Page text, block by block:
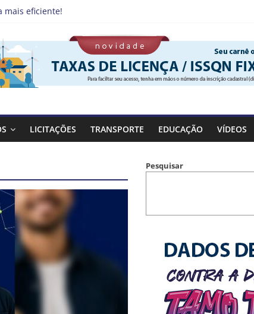
mais eficiente!
dos editais da PNAB
a Febre Amarela na região da Rocinha
LICITAÇÕES TRANSPORTE EDUCAÇÃO VÍDEOS
Pesquisar